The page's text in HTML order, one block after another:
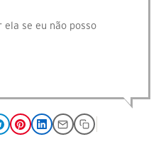
ela se eu não posso